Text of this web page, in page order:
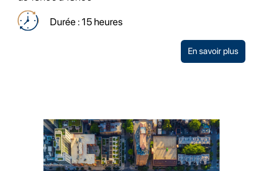
Durée : 15 heures
En savoir plus